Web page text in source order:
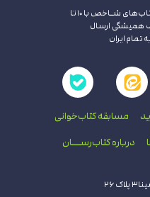
شــبکه توزیـع کتاب‌های شـاخص با ۱۰ تا
همیشگی ارسال
ایران
مسابقه کتاب‌خوانی
درباره کتاب‌رســـان
۲۶